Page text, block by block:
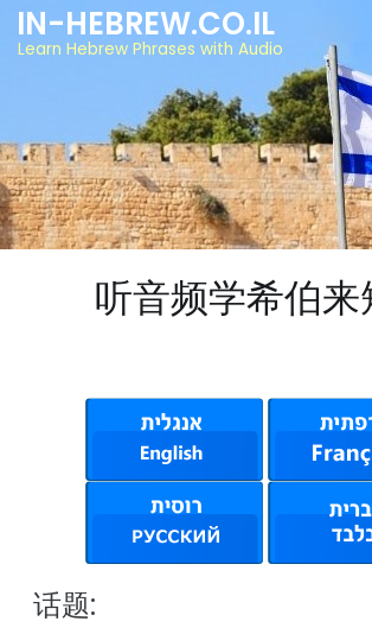
IN-HEBREW.CO.IL
Learn Hebrew Phrases with Audio
听音频学希伯来
话题: